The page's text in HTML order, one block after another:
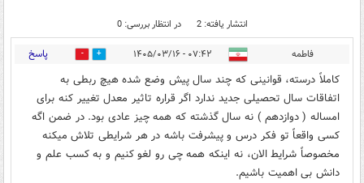
انتشار یافته: 2 در انتظار بررسی: 0
فاطمه ۰۷:۴۲ - ۱۴۰۵/۰۳/۱۶ 0 پاسخ
کاملاً درسته، قوانینی که چند سال پیش وضع شده هیچ ربطی به
اتفاقات سال تحصیلی جدید ندارد اگر قراره تاثیر معدل تغییر کنه برای
امساله ( دوازدهم ) نه سال گذشته که همه چیز عادی بود. در ضمن اگه
کسی واقعاً تو فکر درس و پیشرفت باشه در هر شرایطی تلاش میکنه
مخصوصاً شرایط الان، نه اینکه همه چی رو لغو کنیم و به کسب علم و
دانش بی اهمیت باشیم.